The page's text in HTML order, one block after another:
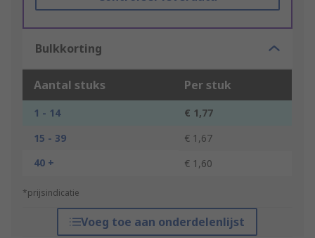
Bulkkorting
Aantal stuks Per stuk
1 - 14
€ 1,77
15 - 39
€ 1,67
40 +
€ 1,60
*prijsindicatie
Voeg toe aan onderdelenlijst